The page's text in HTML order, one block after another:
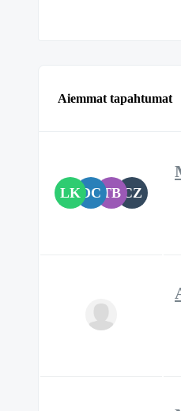
Aiemmat tapahtumat
LK DC TB CZ